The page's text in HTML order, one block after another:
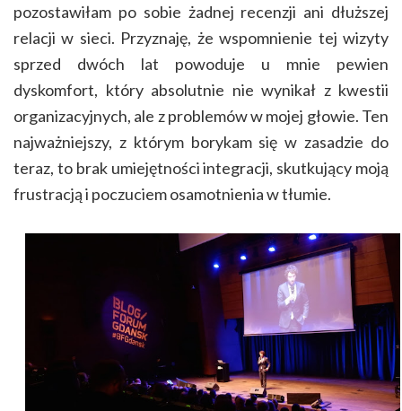
pozostawiłam po sobie żadnej recenzji ani dłuższej
relacji w sieci. Przyznaję, że wspomnienie tej wizyty
sprzed dwóch lat powoduje u mnie pewien
dyskomfort, który absolutnie nie wynikał z kwestii
organizacyjnych, ale z problemów w mojej głowie. Ten
najważniejszy, z którym borykam się w zasadzie do
teraz, to brak umiejętności integracji, skutkujący moją
frustracją i poczuciem osamotnienia w tłumie.